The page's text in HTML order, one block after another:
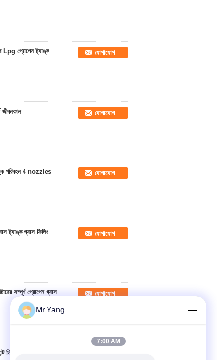
Lpg প্রোপেন ট্যাঙ্ক যোগাযোগ
জীবনকাল যোগাযোগ
পরিবহন 4 nozzles যোগাযোগ
ট্যাঙ্ক গ্যাস ফিলিং
যোগাযোগ
সম্পূর্ণ প্রোপেন গ্যাস
যোগাযোগ
ডিসপেনসর সঙ্গে
Mr Yang
7:00 AM